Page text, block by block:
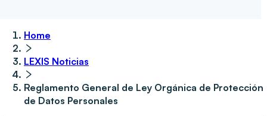
Home
LEXIS Noticias
Reglamento General de Ley Orgánica de Protección
de Datos Personales